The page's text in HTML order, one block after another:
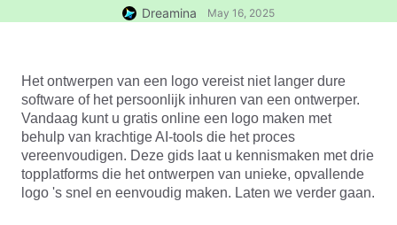
Dreamina May 16, 2025
Het ontwerpen van een logo vereist niet langer dure
software of het persoonlijk inhuren van een ontwerper.
Vandaag kunt u gratis online een logo maken met
behulp van krachtige AI-tools die het proces
vereenvoudigen. Deze gids laat u kennismaken met drie
topplatforms die het ontwerpen van unieke, opvallende
logo 's snel en eenvoudig maken. Laten we verder gaan.